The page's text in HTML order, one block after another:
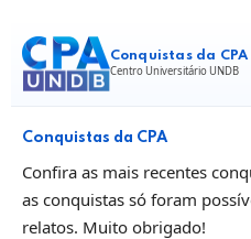
Conquistas da CPA
Centro Universitário UNDB
Conquistas da CPA
Confira as mais recentes
as conquistas só foram
relatos. Muito obrigado!